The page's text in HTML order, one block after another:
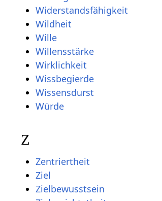
Widerstandsfähigkeit
Wildheit
Wille
Willensstärke
Wirklichkeit
Wissbegierde
Wissensdurst
Würde
Z
Zentriertheit
Ziel
Zielbewusstsein